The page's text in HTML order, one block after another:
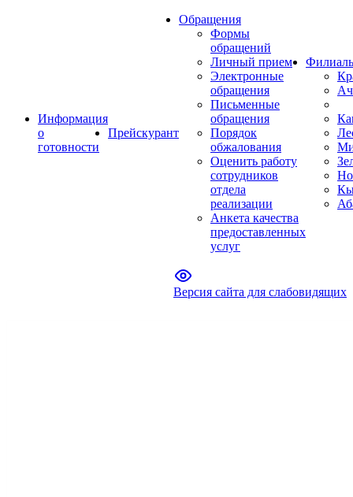
Информация
о
готовности
Прейскурант
Обращения
Формы
обращений
Личный прием
Электронные
обращения
Письменные
обращения
Порядок
обжалования
Оценить работу
сотрудников
отдела
реализации
Анкета качества
предоставленных
услуг
Версия сайта для слабовидящих